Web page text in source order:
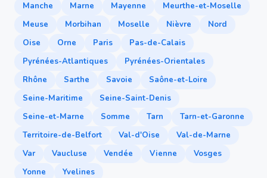
Manche
Marne Mayenne
Meurthe-et-Moselle
Meuse
Morbihan Moselle Nièvre
Nord
Oise
Orne Paris
Pas-de-Calais
Pyrénées-Atlantiques
Pyrénées-Orientales
Rhône
Sarthe Savoie
Saône-et-Loire
Seine-Maritime
Seine-Saint-Denis
Seine-et-Marne
Somme Tarn
Tarn-et-Garonne
Territoire-de-Belfort
Val-d'Oise
Val-de-Marne
Var
Vaucluse Vendée Vienne
Vosges
Yonne
Yvelines